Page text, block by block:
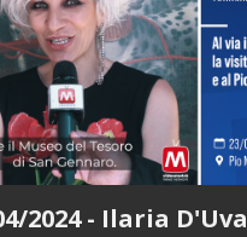
2024 - Ilaria D'Uva